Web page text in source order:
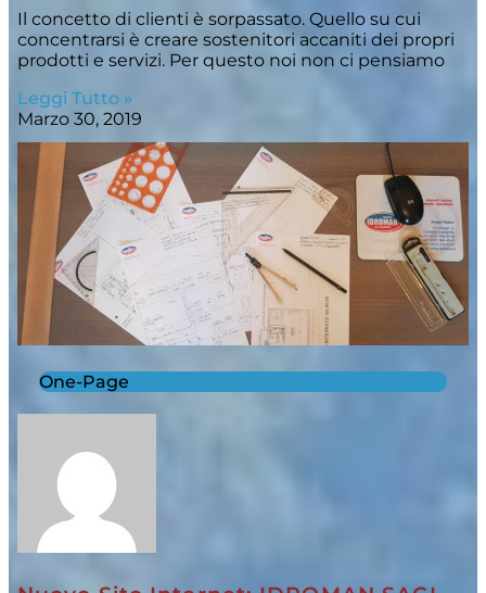
Il concetto di clienti è sorpassato. Quello su cui
concentrarsi è creare sostenitori accaniti dei propri
prodotti e servizi. Per questo noi non ci pensiamo
Leggi Tutto »
Marzo 30, 2019
One-Page